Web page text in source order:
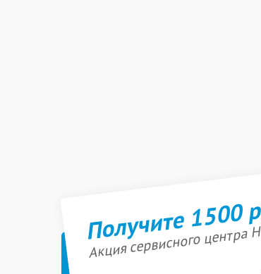
Получите 1500
Акция сервисного центра